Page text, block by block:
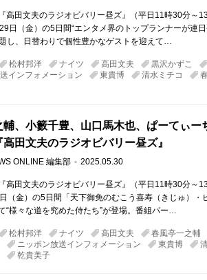
高田文夫のラジオビバリー昼ズ』（平日11時30分～
日（金）の5日間“エンタメ界のトップランナーが連
し、日替わりで個性豊かなゲストを迎えて…
松村邦洋 ナイツ 高田文夫 黒沢かずこ
インフォメーション
東貴博 清水ミチコ
輔、小籔千豊、山口馬木也、ぱーてぃー
田文夫のラジオビバリー昼ズ』
ONLINE 編集部 2025.05.30
高田文夫のラジオビバリー昼ズ』（平日11時30分～
（金）の5日間「天下御免のむこう喜寿（きじゅ）・
“様々な道を究めた侍たち”が登場。番組パー…
松村邦洋 ナイツ 高田文夫 春風亭一之輔
ニッポン放送インフォメーション 東貴博
乾貴美子